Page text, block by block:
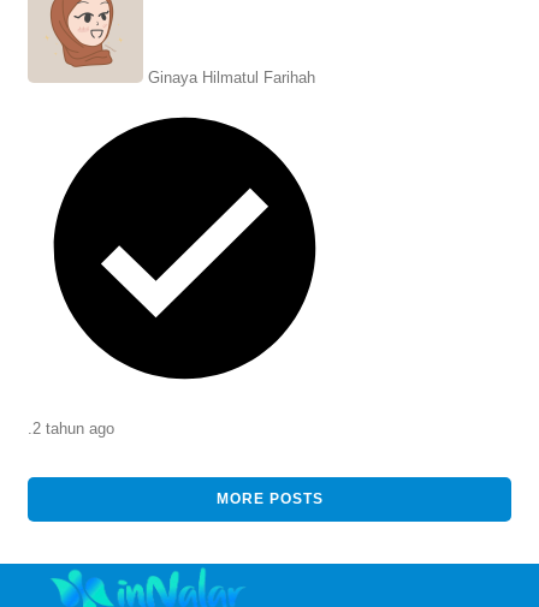
Ginaya Hilmatul Farihah
2 tahun ago
MORE POSTS